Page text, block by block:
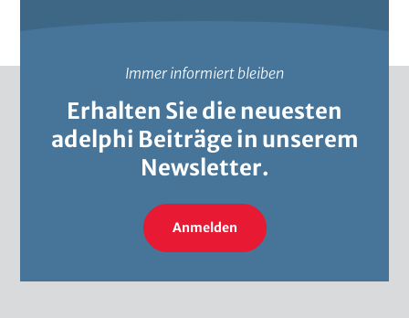
Immer informiert bleiben
Erhalten Sie die neuesten
adelphi Beiträge in unserem
Newsletter.
Anmelden